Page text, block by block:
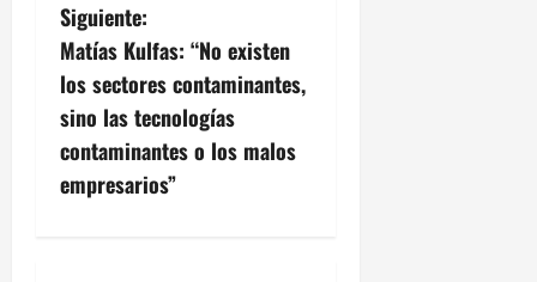
v
e
g
a
Siguiente:
Matías Kulfas: “No existen
los sectores contaminantes,
sino las tecnologías
contaminantes o los malos
empresarios”